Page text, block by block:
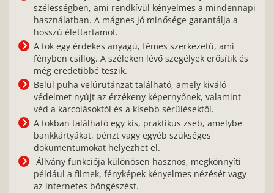
szélességben, ami rendkívül kényelmes a mindennapi
használatban. A mágnes jó minősége garantálja a
hosszú élettartamot.
A tok egy érdekes anyagú, fémes szerkezetű, ami
fényben csillog. A széleken lévő szegélyek erősítik és
még eredetibbé teszik.
Belül puha velúrutánzat található, amely kiváló
védelmet nyújt az érzékeny képernyőnek, valamint
véd a karcolásoktól és a kisebb sérülésektől.
A tokban található egy kis, praktikus zseb, amelybe
bankkártyákat, pénzt vagy egyéb szükséges
dokumentumokat helyezhet el.
Állvány funkciója különösen hasznos, megkönnyíti
például a filmek, fényképek kényelmes nézését vagy
az internetes böngészést.